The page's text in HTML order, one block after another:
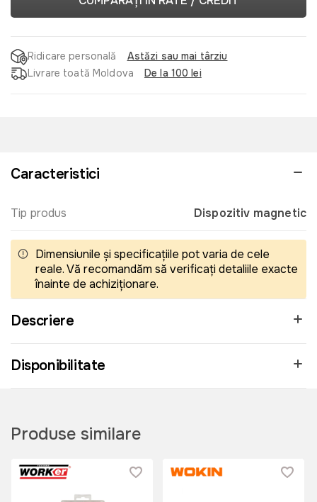
Ridicare personală
Astăzi sau mai târziu
Livrare toată Moldova
De la 100 lei
Caracteristici
Tip produs Dispozitiv magnetic
Dimensiunile și specificațiile pot varia de cele
reale. Vă recomandăm să verificați detaliile exacte
înainte de achiziționare.
Descriere
Disponibilitate
Produse similare